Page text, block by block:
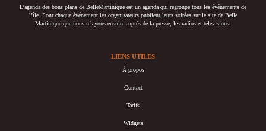
L’agenda des bons plans de BelleMartinique est un agenda qui regroupe tous les événements de
l’île. Pour chaque événement les organisateurs publient leurs soirées sur le site de Belle
Martinique que nous relayons ensuite auprès de la presse, les radios et télévisions.
LIENS UTILES
À propos
Contact
Tarifs
Widgets